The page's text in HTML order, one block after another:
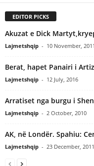
EDITOR PICKS
Akuzat e Dick
Lajmetshqip - 10 November, 2011
Berat, hapet Panairi i
Lajmetshqip - 12 July, 2016
Arratiset nga burgu i
Lajmetshqip - 2 October, 2010
AK, në Londër. Spahiu:
Lajmetshqip - 23 December, 2011